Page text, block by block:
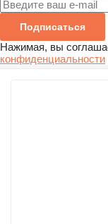
Подписаться
Нажимая, вы
конфиденциальности